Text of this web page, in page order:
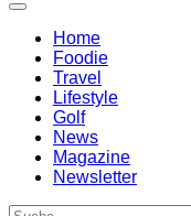
Home
Foodie
Travel
Lifestyle
Golf
News
Magazine
Newsletter